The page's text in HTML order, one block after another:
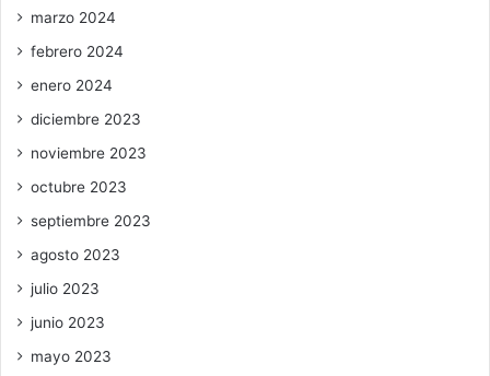
marzo 2024
febrero 2024
enero 2024
diciembre 2023
noviembre 2023
octubre 2023
septiembre 2023
agosto 2023
julio 2023
junio 2023
mayo 2023